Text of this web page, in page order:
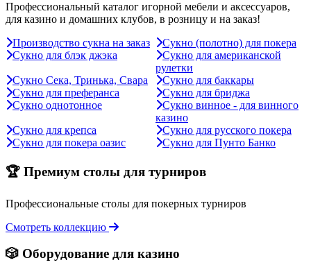
Профессиональный каталог игорной мебели и аксессуаров,
для казино и домашних клубов, в розницу и на заказ!
Производство сукна на заказ
Сукно (полотно) для покера
Сукно для блэк джэка
Сукно для американской
рулетки
Сукно Сека, Тринька, Свара
Сукно для баккары
Сукно для преферанса
Сукно для бриджа
Сукно однотонное
Сукно винное - для винного
казино
Сукно для крепса
Сукно для русского покера
Сукно для покера оазис
Сукно для Пунто Банко
🏆 Премиум столы для турниров
Профессиональные столы для покерных турниров
Смотреть коллекцию
🎲 Оборудование для казино